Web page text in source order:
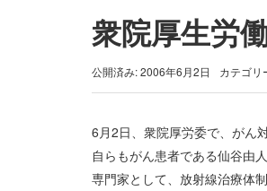
衆院厚生労
公開済み: 2006年6月2日 カテゴリ
6月2日、衆院厚労委で、がん
自らもがん患者である仙谷由
専門家として、放射線治療体